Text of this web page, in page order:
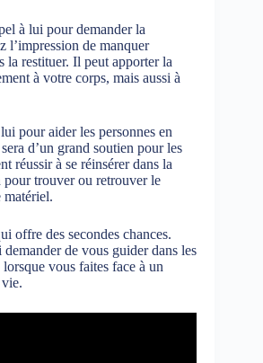
à lui pour demander la
l’impression de manquer
la restituer. Il peut apporter la
à votre corps, mais aussi à
pour aider les personnes en
d’un grand soutien pour les
réussir à se réinsérer dans la
pour trouver ou retrouver le
matériel.
offre des secondes chances.
de vous guider dans les
vous faites face à un